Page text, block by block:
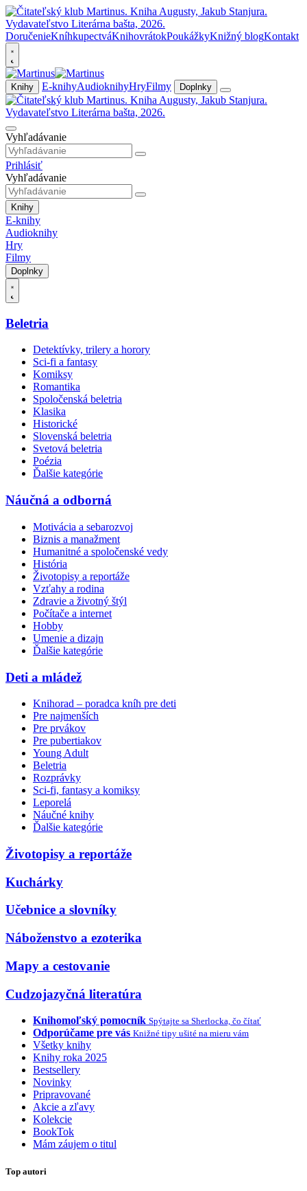
DoručenieKníhkupectváKnihovrátokPoukážkyKnižný blogKontakt
Knihy E-knihyAudioknihyHryFilmy Doplnky
Vyhľadávanie
Prihlásiť
Vyhľadávanie
Knihy
E-knihy
Audioknihy
Hry
Filmy
Doplnky
Beletria
Detektívky, trilery a horory
Sci-fi a fantasy
Komiksy
Romantika
Spoločenská beletria
Klasika
Historické
Slovenská beletria
Svetová beletria
Poézia
Ďalšie kategórie
Náučná a odborná
Motivácia a sebarozvoj
Biznis a manažment
Humanitné a spoločenské vedy
História
Životopisy a reportáže
Vzťahy a rodina
Zdravie a životný štýl
Počítače a internet
Hobby
Umenie a dizajn
Ďalšie kategórie
Deti a mládež
Knihorad – poradca kníh pre deti
Pre najmenších
Pre prvákov
Pre pubertiakov
Young Adult
Beletria
Rozprávky
Sci-fi, fantasy a komiksy
Leporelá
Náučné knihy
Ďalšie kategórie
Životopisy a reportáže
Kuchárky
Učebnice a slovníky
Náboženstvo a ezoterika
Mapy a cestovanie
Cudzojazyčná literatúra
Knihomoľský pomocník Spýtajte sa Sherlocka, čo čítať
Odporúčame pre vás Knižné tipy ušité na mieru vám
Všetky knihy
Knihy roka 2025
Bestsellery
Novinky
Pripravované
Akcie a zľavy
Kolekcie
BookTok
Mám záujem o titul
Top autori